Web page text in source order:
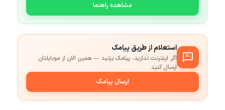
مشاهده راهنما
استعلام از طریق پیامک
اگر اینترنت ندارید، پیامک بزنید — همین الان از موبایلتان
ارسال کنید
ارسال پیامک